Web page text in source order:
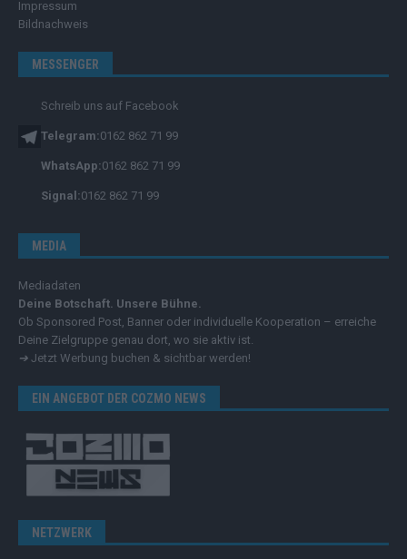
Impressum
Bildnachweis
MESSENGER
Schreib uns auf Facebook
Telegram:0162 862 71 99
WhatsApp:0162 862 71 99
Signal:0162 862 71 99
MEDIA
Mediadaten
Deine Botschaft. Unsere Bühne.
Ob Sponsored Post, Banner oder individuelle Kooperation – erreiche
Deine Zielgruppe genau dort, wo sie aktiv ist.
➔ Jetzt Werbung buchen & sichtbar werden!
EIN ANGEBOT DER COZMO NEWS
NETZWERK